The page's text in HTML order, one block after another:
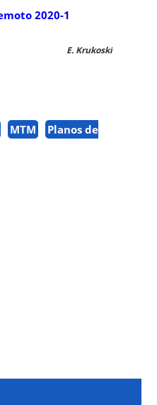
2020-1
E. Krukoski
MTM
Planos de